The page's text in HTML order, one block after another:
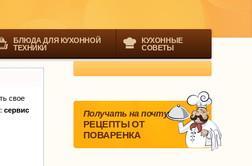
КУХОННЫЕ
СОВЕТЫ
БЛЮДА ДЛЯ КУХОННОЙ
ТЕХНИКИ
свое
сервис
Получать на почту
РЕЦЕПТЫ ОТ
ПОВАРЕНКА